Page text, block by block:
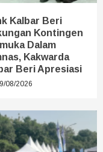
Kalbar Beri
Kontingen
Dalam
Kakwarda
Beri Apresiasi
08/2026